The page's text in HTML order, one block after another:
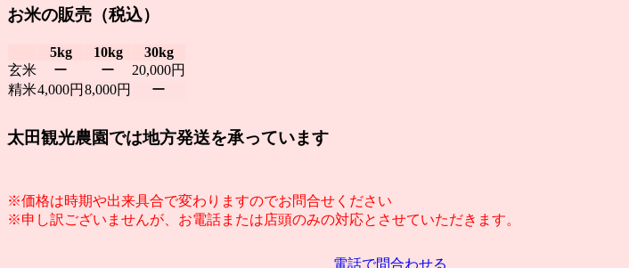
お米の販売（税込）
5kg 10kg
30kg
玄米
ー ー
20,000円
精米4,000円 8,000円 ー
太田観光農園では地方発送を承っています
※価格は時期や出来具合で変わりますのでお問合せください
※申し訳ございませんが、お電話または店頭のみの対応とさせていただきます。
電話で問合わせる